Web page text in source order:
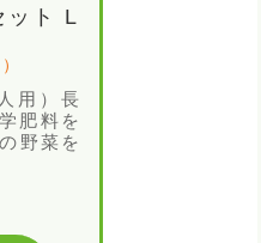
ット L
用）長
肥料を
野菜を